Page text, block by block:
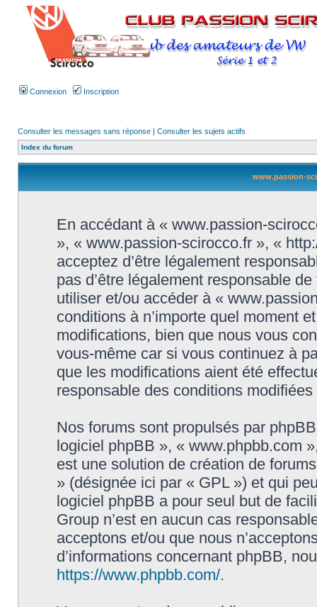
Connexion Inscription
Consulter les messages sans réponse | Consulter les sujets actifs
Index du forum
www.passion-
En accédant à « www.passion-
», « www.passion-scirocco.fr », «
acceptez d’être légalement
pas d’être légalement responsable
utiliser et/ou accéder à «
conditions à n’importe quel moment
modifications, bien que nous vous
vous-même car si vous continuez à
que les modifications aient été
responsable des conditions
Nos forums sont propulsés par
logiciel phpBB », « www.phpbb.com
est une solution de création de
» (désignée ici par « GPL ») et qui
logiciel phpBB a pour seul but de
Group n’est en aucun cas
acceptons et/ou que nous
d’informations concernant phpBB,
https://www.phpbb.com/.